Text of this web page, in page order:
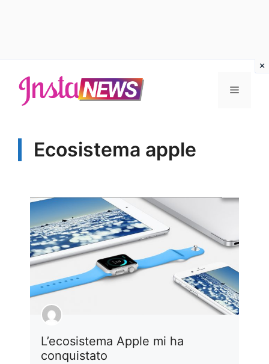
contenuto
Menu
Ecosistema apple
L’ecosistema Apple mi ha
conquistato